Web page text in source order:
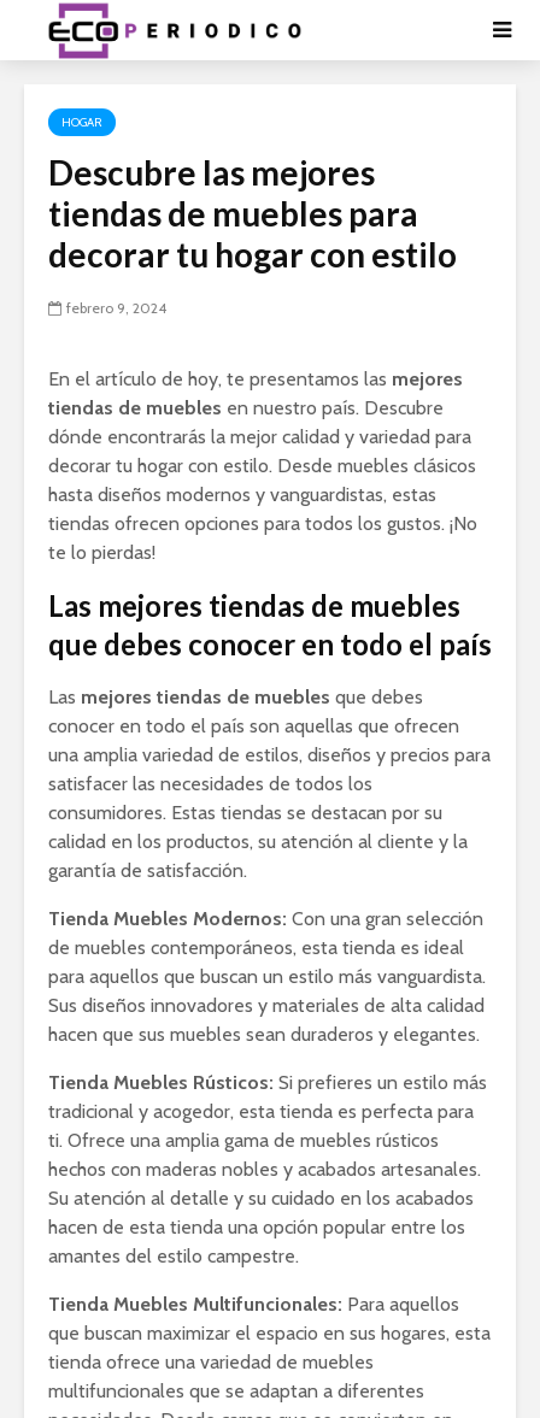
HOGAR
Descubre las mejores
tiendas de muebles para
decorar tu hogar con estilo
febrero 9, 2024
En el artículo de hoy, te presentamos las mejores
tiendas de muebles en nuestro país. Descubre
dónde encontrarás la mejor calidad y variedad para
decorar tu hogar con estilo. Desde muebles clásicos
hasta diseños modernos y vanguardistas, estas
tiendas ofrecen opciones para todos los gustos. ¡No
te lo pierdas!
Las mejores tiendas de muebles
que debes conocer en todo el país
Las mejores tiendas de muebles que debes
conocer en todo el país son aquellas que ofrecen
una amplia variedad de estilos, diseños y precios para
satisfacer las necesidades de todos los
consumidores. Estas tiendas se destacan por su
calidad en los productos, su atención al cliente y la
garantía de satisfacción.
Tienda Muebles Modernos: Con una gran selección
de muebles contemporáneos, esta tienda es ideal
para aquellos que buscan un estilo más vanguardista.
Sus diseños innovadores y materiales de alta calidad
hacen que sus muebles sean duraderos y elegantes.
Tienda Muebles Rústicos: Si prefieres un estilo más
tradicional y acogedor, esta tienda es perfecta para
ti. Ofrece una amplia gama de muebles rústicos
hechos con maderas nobles y acabados artesanales.
Su atención al detalle y su cuidado en los acabados
hacen de esta tienda una opción popular entre los
amantes del estilo campestre.
Tienda Muebles Multifuncionales: Para aquellos
que buscan maximizar el espacio en sus hogares, esta
tienda ofrece una variedad de muebles
multifuncionales que se adaptan a diferentes